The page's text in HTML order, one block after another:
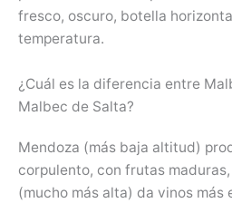
fresco, oscuro, botella
temperatura.
¿Cuál es la diferencia entre
Malbec de Salta?
Mendoza (más baja altitud)
corpulento, con frutas
(mucho más alta) da vinos más